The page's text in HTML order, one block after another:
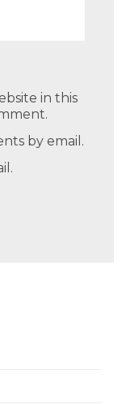
in this
by email.